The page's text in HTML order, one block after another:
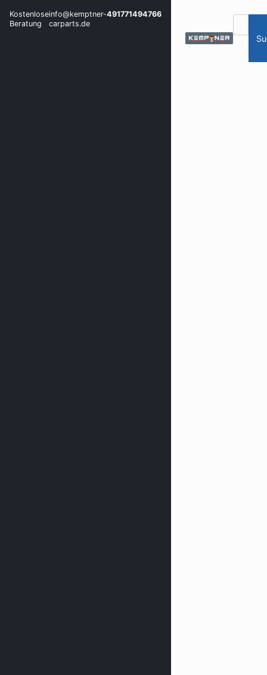
Kostenlose
Beratung
info@kemptner-
carparts.de
491771494766